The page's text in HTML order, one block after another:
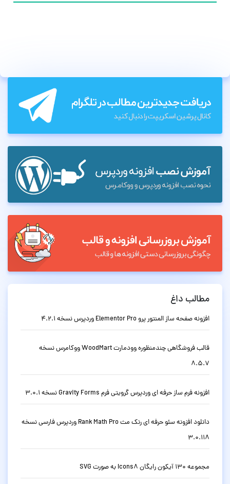
مطالب داغ
افزونه صفحه ساز المنتور پرو Elementor Pro وردپرس نسخه 4.2.1
قالب فروشگاهی چندمنظوره وودمارت WoodMart ووکامرس نسخه
8.5.7
افزونه فرم ساز حرفه ای وردپرس گرویتی فرم Gravity Forms نسخه 3.0.1
دانلود افزونه سئو حرفه ای رنک مث Rank Math Pro وردپرس فارسی نسخه
3.0.118
مجموعه 130 آیکون رایگان Icons8 به صورت SVG